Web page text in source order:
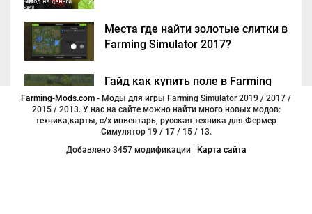
Места где найти золотые слитки в
Farming Simulator 2017?
Гайд как купить поле в Farming
Simulator 2017
Farming-Mods.com
2015 / 2013. У нас на сайте можно найти много новых модов:
техника,карты, с/х инвентарь, русская техника для Фермер
Симулятор 19 / 17 / 15 / 13.
Добавлено 3457 модификации |
Карта сайта